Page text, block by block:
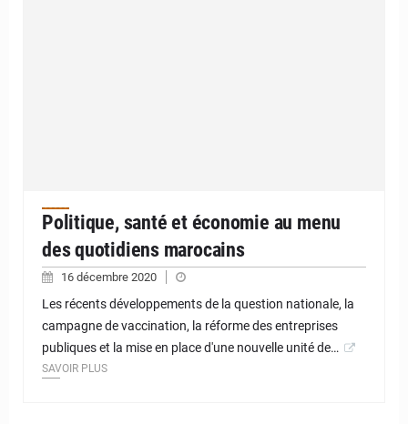
Politique, santé et économie au menu
des quotidiens marocains
16 décembre 2020
Les récents développements de la question nationale, la
campagne de vaccination, la réforme des entreprises
publiques et la mise en place d'une nouvelle unité de…
SAVOIR PLUS